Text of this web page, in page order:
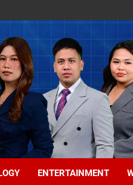
ENTERTAINMENT